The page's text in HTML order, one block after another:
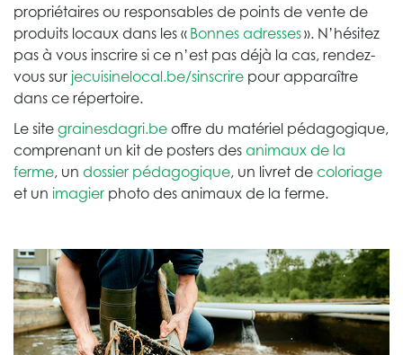
propriétaires ou responsables de points de vente de
produits locaux dans les « Bonnes adresses». N’hésitez
pas à vous inscrire si ce n’est pas déjà la cas, rendez-
vous sur jecuisinelocal.be/sinscrire pour apparaître
dans ce répertoire.
Le site grainesdagri.be offre du matériel pédagogique,
comprenant un kit de posters des animaux de la
ferme, un dossier pédagogique, un livret de coloriage
et un imagier photo des animaux de la ferme.